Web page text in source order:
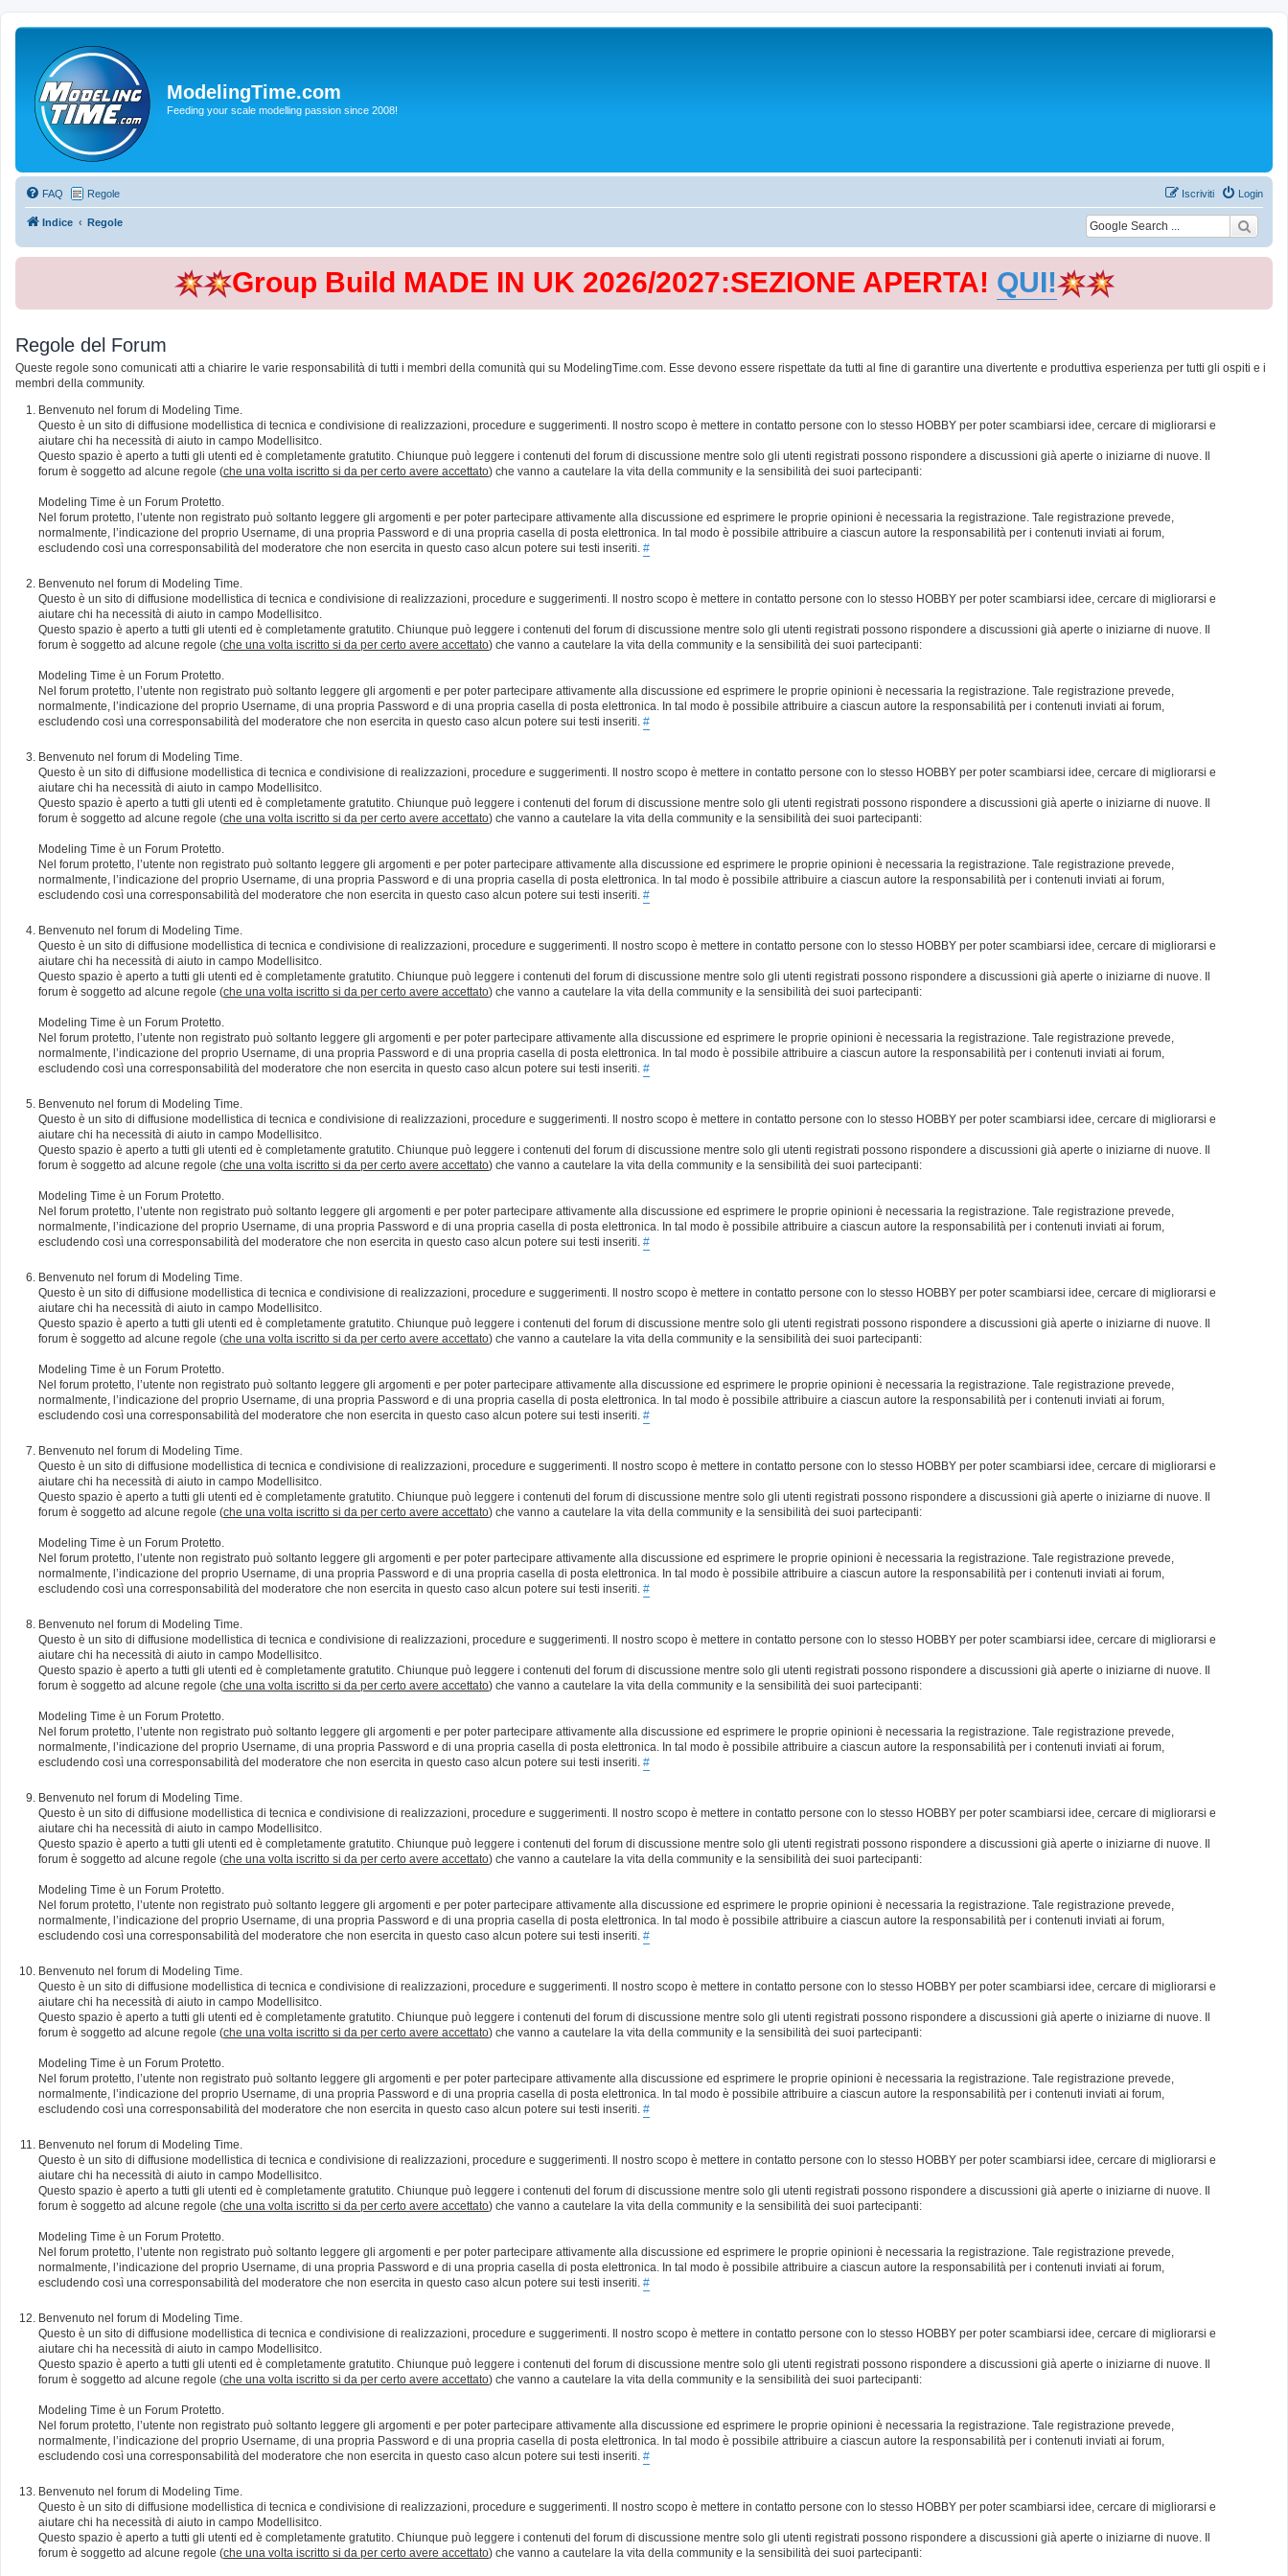
ModelingTime.com
Feeding your scale modelling passion since 2008!
FAQ Regole Login
Iscriviti
Indice Regole
Group Build MADE IN UK 2026/2027:SEZIONE APERTA! QUI!
Regole del Forum
Queste regole sono comunicati atti a chiarire le varie responsabilità di tutti i membri della comunità qui su ModelingTime.com. Esse devono essere rispettate da tutti al fine di garantire una divertente e produttiva esperienza per tutti gli ospiti e i
membri della community.
Benvenuto nel forum di Modeling Time.
Questo è un sito di diffusione modellistica di tecnica e condivisione di realizzazioni, procedure e suggerimenti. Il nostro scopo è mettere in contatto persone con lo stesso HOBBY per poter scambiarsi idee, cercare di migliorarsi e
aiutare chi ha necessità di aiuto in campo Modellisitco.
Questo spazio è aperto a tutti gli utenti ed è completamente gratutito. Chiunque può leggere i contenuti del forum di discussione mentre solo gli utenti registrati possono rispondere a discussioni già aperte o iniziarne di nuove. Il
forum è soggetto ad alcune regole (che una volta iscritto si da per certo avere accettato) che vanno a cautelare la vita della community e la sensibilità dei suoi partecipanti:
Modeling Time è un Forum Protetto.
Nel forum protetto, l’utente non registrato può soltanto leggere gli argomenti e per poter partecipare attivamente alla discussione ed esprimere le proprie opinioni è necessaria la registrazione. Tale registrazione prevede,
normalmente, l’indicazione del proprio Username, di una propria Password e di una propria casella di posta elettronica. In tal modo è possibile attribuire a ciascun autore la responsabilità per i contenuti inviati ai forum,
escludendo così una corresponsabilità del moderatore che non esercita in questo caso alcun potere sui testi inseriti. #
Benvenuto nel forum di Modeling Time.
Questo è un sito di diffusione modellistica di tecnica e condivisione di realizzazioni, procedure e suggerimenti. Il nostro scopo è mettere in contatto persone con lo stesso HOBBY per poter scambiarsi idee, cercare di migliorarsi e
aiutare chi ha necessità di aiuto in campo Modellisitco.
Questo spazio è aperto a tutti gli utenti ed è completamente gratutito. Chiunque può leggere i contenuti del forum di discussione mentre solo gli utenti registrati possono rispondere a discussioni già aperte o iniziarne di nuove. Il
forum è soggetto ad alcune regole (che una volta iscritto si da per certo avere accettato) che vanno a cautelare la vita della community e la sensibilità dei suoi partecipanti:
Modeling Time è un Forum Protetto.
Nel forum protetto, l’utente non registrato può soltanto leggere gli argomenti e per poter partecipare attivamente alla discussione ed esprimere le proprie opinioni è necessaria la registrazione. Tale registrazione prevede,
normalmente, l’indicazione del proprio Username, di una propria Password e di una propria casella di posta elettronica. In tal modo è possibile attribuire a ciascun autore la responsabilità per i contenuti inviati ai forum,
escludendo così una corresponsabilità del moderatore che non esercita in questo caso alcun potere sui testi inseriti. #
Benvenuto nel forum di Modeling Time.
Questo è un sito di diffusione modellistica di tecnica e condivisione di realizzazioni, procedure e suggerimenti. Il nostro scopo è mettere in contatto persone con lo stesso HOBBY per poter scambiarsi idee, cercare di migliorarsi e
aiutare chi ha necessità di aiuto in campo Modellisitco.
Questo spazio è aperto a tutti gli utenti ed è completamente gratutito. Chiunque può leggere i contenuti del forum di discussione mentre solo gli utenti registrati possono rispondere a discussioni già aperte o iniziarne di nuove. Il
forum è soggetto ad alcune regole (che una volta iscritto si da per certo avere accettato) che vanno a cautelare la vita della community e la sensibilità dei suoi partecipanti:
Modeling Time è un Forum Protetto.
Nel forum protetto, l’utente non registrato può soltanto leggere gli argomenti e per poter partecipare attivamente alla discussione ed esprimere le proprie opinioni è necessaria la registrazione. Tale registrazione prevede,
normalmente, l’indicazione del proprio Username, di una propria Password e di una propria casella di posta elettronica. In tal modo è possibile attribuire a ciascun autore la responsabilità per i contenuti inviati ai forum,
escludendo così una corresponsabilità del moderatore che non esercita in questo caso alcun potere sui testi inseriti. #
Benvenuto nel forum di Modeling Time.
Questo è un sito di diffusione modellistica di tecnica e condivisione di realizzazioni, procedure e suggerimenti. Il nostro scopo è mettere in contatto persone con lo stesso HOBBY per poter scambiarsi idee, cercare di migliorarsi e
aiutare chi ha necessità di aiuto in campo Modellisitco.
Questo spazio è aperto a tutti gli utenti ed è completamente gratutito. Chiunque può leggere i contenuti del forum di discussione mentre solo gli utenti registrati possono rispondere a discussioni già aperte o iniziarne di nuove. Il
forum è soggetto ad alcune regole (che una volta iscritto si da per certo avere accettato) che vanno a cautelare la vita della community e la sensibilità dei suoi partecipanti:
Modeling Time è un Forum Protetto.
Nel forum protetto, l’utente non registrato può soltanto leggere gli argomenti e per poter partecipare attivamente alla discussione ed esprimere le proprie opinioni è necessaria la registrazione. Tale registrazione prevede,
normalmente, l’indicazione del proprio Username, di una propria Password e di una propria casella di posta elettronica. In tal modo è possibile attribuire a ciascun autore la responsabilità per i contenuti inviati ai forum,
escludendo così una corresponsabilità del moderatore che non esercita in questo caso alcun potere sui testi inseriti. #
Benvenuto nel forum di Modeling Time.
Questo è un sito di diffusione modellistica di tecnica e condivisione di realizzazioni, procedure e suggerimenti. Il nostro scopo è mettere in contatto persone con lo stesso HOBBY per poter scambiarsi idee, cercare di migliorarsi e
aiutare chi ha necessità di aiuto in campo Modellisitco.
Questo spazio è aperto a tutti gli utenti ed è completamente gratutito. Chiunque può leggere i contenuti del forum di discussione mentre solo gli utenti registrati possono rispondere a discussioni già aperte o iniziarne di nuove. Il
forum è soggetto ad alcune regole (che una volta iscritto si da per certo avere accettato) che vanno a cautelare la vita della community e la sensibilità dei suoi partecipanti:
Modeling Time è un Forum Protetto.
Nel forum protetto, l’utente non registrato può soltanto leggere gli argomenti e per poter partecipare attivamente alla discussione ed esprimere le proprie opinioni è necessaria la registrazione. Tale registrazione prevede,
normalmente, l’indicazione del proprio Username, di una propria Password e di una propria casella di posta elettronica. In tal modo è possibile attribuire a ciascun autore la responsabilità per i contenuti inviati ai forum,
escludendo così una corresponsabilità del moderatore che non esercita in questo caso alcun potere sui testi inseriti. #
Benvenuto nel forum di Modeling Time.
Questo è un sito di diffusione modellistica di tecnica e condivisione di realizzazioni, procedure e suggerimenti. Il nostro scopo è mettere in contatto persone con lo stesso HOBBY per poter scambiarsi idee, cercare di migliorarsi e
aiutare chi ha necessità di aiuto in campo Modellisitco.
Questo spazio è aperto a tutti gli utenti ed è completamente gratutito. Chiunque può leggere i contenuti del forum di discussione mentre solo gli utenti registrati possono rispondere a discussioni già aperte o iniziarne di nuove. Il
forum è soggetto ad alcune regole (che una volta iscritto si da per certo avere accettato) che vanno a cautelare la vita della community e la sensibilità dei suoi partecipanti:
Modeling Time è un Forum Protetto.
Nel forum protetto, l’utente non registrato può soltanto leggere gli argomenti e per poter partecipare attivamente alla discussione ed esprimere le proprie opinioni è necessaria la registrazione. Tale registrazione prevede,
normalmente, l’indicazione del proprio Username, di una propria Password e di una propria casella di posta elettronica. In tal modo è possibile attribuire a ciascun autore la responsabilità per i contenuti inviati ai forum,
escludendo così una corresponsabilità del moderatore che non esercita in questo caso alcun potere sui testi inseriti. #
Benvenuto nel forum di Modeling Time.
Questo è un sito di diffusione modellistica di tecnica e condivisione di realizzazioni, procedure e suggerimenti. Il nostro scopo è mettere in contatto persone con lo stesso HOBBY per poter scambiarsi idee, cercare di migliorarsi e
aiutare chi ha necessità di aiuto in campo Modellisitco.
Questo spazio è aperto a tutti gli utenti ed è completamente gratutito. Chiunque può leggere i contenuti del forum di discussione mentre solo gli utenti registrati possono rispondere a discussioni già aperte o iniziarne di nuove. Il
forum è soggetto ad alcune regole (che una volta iscritto si da per certo avere accettato) che vanno a cautelare la vita della community e la sensibilità dei suoi partecipanti:
Modeling Time è un Forum Protetto.
Nel forum protetto, l’utente non registrato può soltanto leggere gli argomenti e per poter partecipare attivamente alla discussione ed esprimere le proprie opinioni è necessaria la registrazione. Tale registrazione prevede,
normalmente, l’indicazione del proprio Username, di una propria Password e di una propria casella di posta elettronica. In tal modo è possibile attribuire a ciascun autore la responsabilità per i contenuti inviati ai forum,
escludendo così una corresponsabilità del moderatore che non esercita in questo caso alcun potere sui testi inseriti. #
Benvenuto nel forum di Modeling Time.
Questo è un sito di diffusione modellistica di tecnica e condivisione di realizzazioni, procedure e suggerimenti. Il nostro scopo è mettere in contatto persone con lo stesso HOBBY per poter scambiarsi idee, cercare di migliorarsi e
aiutare chi ha necessità di aiuto in campo Modellisitco.
Questo spazio è aperto a tutti gli utenti ed è completamente gratutito. Chiunque può leggere i contenuti del forum di discussione mentre solo gli utenti registrati possono rispondere a discussioni già aperte o iniziarne di nuove. Il
forum è soggetto ad alcune regole (che una volta iscritto si da per certo avere accettato) che vanno a cautelare la vita della community e la sensibilità dei suoi partecipanti:
Modeling Time è un Forum Protetto.
Nel forum protetto, l’utente non registrato può soltanto leggere gli argomenti e per poter partecipare attivamente alla discussione ed esprimere le proprie opinioni è necessaria la registrazione. Tale registrazione prevede,
normalmente, l’indicazione del proprio Username, di una propria Password e di una propria casella di posta elettronica. In tal modo è possibile attribuire a ciascun autore la responsabilità per i contenuti inviati ai forum,
escludendo così una corresponsabilità del moderatore che non esercita in questo caso alcun potere sui testi inseriti. #
Benvenuto nel forum di Modeling Time.
Questo è un sito di diffusione modellistica di tecnica e condivisione di realizzazioni, procedure e suggerimenti. Il nostro scopo è mettere in contatto persone con lo stesso HOBBY per poter scambiarsi idee, cercare di migliorarsi e
aiutare chi ha necessità di aiuto in campo Modellisitco.
Questo spazio è aperto a tutti gli utenti ed è completamente gratutito. Chiunque può leggere i contenuti del forum di discussione mentre solo gli utenti registrati possono rispondere a discussioni già aperte o iniziarne di nuove. Il
forum è soggetto ad alcune regole (che una volta iscritto si da per certo avere accettato) che vanno a cautelare la vita della community e la sensibilità dei suoi partecipanti:
Modeling Time è un Forum Protetto.
Nel forum protetto, l’utente non registrato può soltanto leggere gli argomenti e per poter partecipare attivamente alla discussione ed esprimere le proprie opinioni è necessaria la registrazione. Tale registrazione prevede,
normalmente, l’indicazione del proprio Username, di una propria Password e di una propria casella di posta elettronica. In tal modo è possibile attribuire a ciascun autore la responsabilità per i contenuti inviati ai forum,
escludendo così una corresponsabilità del moderatore che non esercita in questo caso alcun potere sui testi inseriti. #
Benvenuto nel forum di Modeling Time.
Questo è un sito di diffusione modellistica di tecnica e condivisione di realizzazioni, procedure e suggerimenti. Il nostro scopo è mettere in contatto persone con lo stesso HOBBY per poter scambiarsi idee, cercare di migliorarsi e
aiutare chi ha necessità di aiuto in campo Modellisitco.
Questo spazio è aperto a tutti gli utenti ed è completamente gratutito. Chiunque può leggere i contenuti del forum di discussione mentre solo gli utenti registrati possono rispondere a discussioni già aperte o iniziarne di nuove. Il
forum è soggetto ad alcune regole (che una volta iscritto si da per certo avere accettato) che vanno a cautelare la vita della community e la sensibilità dei suoi partecipanti:
Modeling Time è un Forum Protetto.
Nel forum protetto, l’utente non registrato può soltanto leggere gli argomenti e per poter partecipare attivamente alla discussione ed esprimere le proprie opinioni è necessaria la registrazione. Tale registrazione prevede,
normalmente, l’indicazione del proprio Username, di una propria Password e di una propria casella di posta elettronica. In tal modo è possibile attribuire a ciascun autore la responsabilità per i contenuti inviati ai forum,
escludendo così una corresponsabilità del moderatore che non esercita in questo caso alcun potere sui testi inseriti. #
Benvenuto nel forum di Modeling Time.
Questo è un sito di diffusione modellistica di tecnica e condivisione di realizzazioni, procedure e suggerimenti. Il nostro scopo è mettere in contatto persone con lo stesso HOBBY per poter scambiarsi idee, cercare di migliorarsi e
aiutare chi ha necessità di aiuto in campo Modellisitco.
Questo spazio è aperto a tutti gli utenti ed è completamente gratutito. Chiunque può leggere i contenuti del forum di discussione mentre solo gli utenti registrati possono rispondere a discussioni già aperte o iniziarne di nuove. Il
forum è soggetto ad alcune regole (che una volta iscritto si da per certo avere accettato) che vanno a cautelare la vita della community e la sensibilità dei suoi partecipanti:
Modeling Time è un Forum Protetto.
Nel forum protetto, l’utente non registrato può soltanto leggere gli argomenti e per poter partecipare attivamente alla discussione ed esprimere le proprie opinioni è necessaria la registrazione. Tale registrazione prevede,
normalmente, l’indicazione del proprio Username, di una propria Password e di una propria casella di posta elettronica. In tal modo è possibile attribuire a ciascun autore la responsabilità per i contenuti inviati ai forum,
escludendo così una corresponsabilità del moderatore che non esercita in questo caso alcun potere sui testi inseriti. #
Benvenuto nel forum di Modeling Time.
Questo è un sito di diffusione modellistica di tecnica e condivisione di realizzazioni, procedure e suggerimenti. Il nostro scopo è mettere in contatto persone con lo stesso HOBBY per poter scambiarsi idee, cercare di migliorarsi e
aiutare chi ha necessità di aiuto in campo Modellisitco.
Questo spazio è aperto a tutti gli utenti ed è completamente gratutito. Chiunque può leggere i contenuti del forum di discussione mentre solo gli utenti registrati possono rispondere a discussioni già aperte o iniziarne di nuove. Il
forum è soggetto ad alcune regole (che una volta iscritto si da per certo avere accettato) che vanno a cautelare la vita della community e la sensibilità dei suoi partecipanti:
Modeling Time è un Forum Protetto.
Nel forum protetto, l’utente non registrato può soltanto leggere gli argomenti e per poter partecipare attivamente alla discussione ed esprimere le proprie opinioni è necessaria la registrazione. Tale registrazione prevede,
normalmente, l’indicazione del proprio Username, di una propria Password e di una propria casella di posta elettronica. In tal modo è possibile attribuire a ciascun autore la responsabilità per i contenuti inviati ai forum,
escludendo così una corresponsabilità del moderatore che non esercita in questo caso alcun potere sui testi inseriti. #
Benvenuto nel forum di Modeling Time.
Questo è un sito di diffusione modellistica di tecnica e condivisione di realizzazioni, procedure e suggerimenti. Il nostro scopo è mettere in contatto persone con lo stesso HOBBY per poter scambiarsi idee, cercare di migliorarsi e
aiutare chi ha necessità di aiuto in campo Modellisitco.
Questo spazio è aperto a tutti gli utenti ed è completamente gratutito. Chiunque può leggere i contenuti del forum di discussione mentre solo gli utenti registrati possono rispondere a discussioni già aperte o iniziarne di nuove. Il
forum è soggetto ad alcune regole (che una volta iscritto si da per certo avere accettato) che vanno a cautelare la vita della community e la sensibilità dei suoi partecipanti: